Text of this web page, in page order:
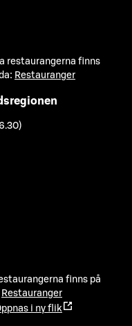
restaurangerna finns
Restauranger
finns på
Restauranger
i ny flik